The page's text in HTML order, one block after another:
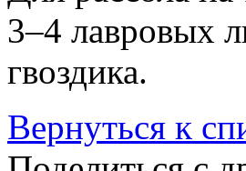
3–4 лавровых
гвоздика.
Вернуться к